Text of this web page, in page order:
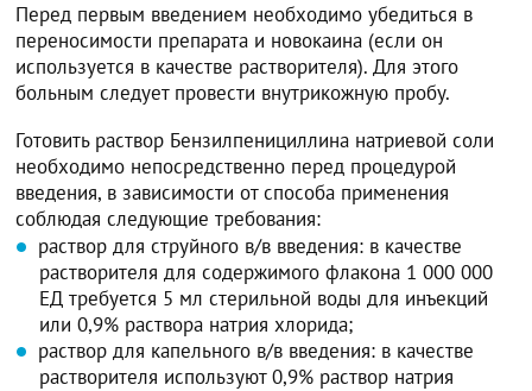
Перед первым введением необходимо убедиться в
переносимости препарата и новокаина (если он
используется в качестве растворителя). Для этого
больным следует провести внутрикожную пробу.
Готовить раствор Бензилпенициллина натриевой соли
необходимо непосредственно перед процедурой
введения, в зависимости от способа применения
соблюдая следующие требования:
раствор для струйного в/в введения: в качестве
растворителя для содержимого флакона 1 000 000
ЕД требуется 5 мл стерильной воды для инъекций
или 0,9% раствора натрия хлорида;
раствор для капельного в/в введения: в качестве
растворителя используют 0,9% раствор натрия